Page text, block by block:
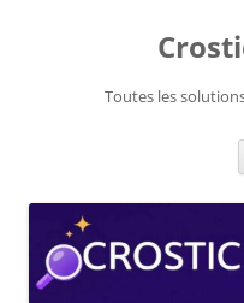
Toutes les